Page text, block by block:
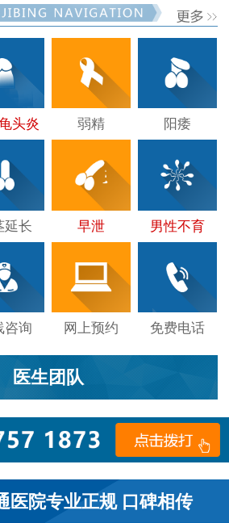
头炎 弱精 阳痿
延长 早泄 男性不育
咨询 网上预约 免费电话
医生团队
医院专业正规 口碑相传